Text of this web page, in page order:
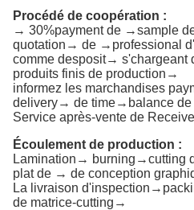
Procédé de coopération :
→ 30%payment de →sample
quotation→ de →professional
comme desposit→
produits finis de production→
informez les marchandises
delivery→ de time→balance de
Service après-vente de
Écoulement de production :
Lamination→ burning→cutting
plat de → de conception
La livraison
de matrice-cutting→